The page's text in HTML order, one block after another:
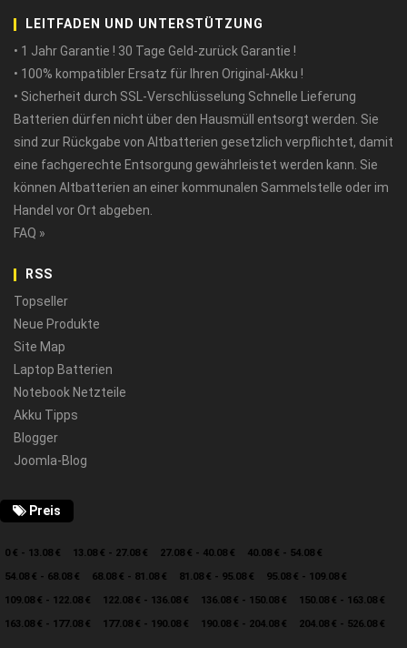
LEITFADEN UND UNTERSTÜTZUNG
• 1 Jahr Garantie ! 30 Tage Geld-zurück Garantie !
• 100% kompatibler Ersatz für Ihren Original-Akku !
• Sicherheit durch SSL-Verschlüsselung Schnelle Lieferung
Batterien dürfen nicht über den Hausmüll entsorgt werden. Sie
sind zur Rückgabe von Altbatterien gesetzlich verpflichtet, damit
eine fachgerechte Entsorgung gewährleistet werden kann. Sie
können Altbatterien an einer kommunalen Sammelstelle oder im
Handel vor Ort abgeben.
FAQ »
RSS
Topseller
Neue Produkte
Site Map
Laptop Batterien
Notebook Netzteile
Akku Tipps
Blogger
Joomla-Blog
Preis
0 € - 13.08 € 13.08 € - 27.08 € 27.08 € - 40.08 €
40.08 € - 54.08 €
54.08 € - 68.08 €
68.08 € - 81.08 € 81.08 € - 95.08 €
95.08 € - 109.08 €
109.08 € - 122.08 €
122.08 € - 136.08 € 136.08 € - 150.08 €
150.08 € - 163.08 €
163.08 € - 177.08 €
177.08 € - 190.08 € 190.08 € - 204.08 € 204.08 € - 526.08 €